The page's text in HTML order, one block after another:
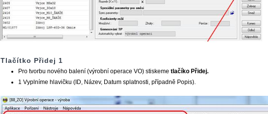
Tlačítko Přidej 1
Pro tvorbu nového balení (výrobní operace VO) stiskeme tlačíko Přidej.
1 Vyplníme hlavičku (ID, Název, Datum splatnosti, případně Popis).